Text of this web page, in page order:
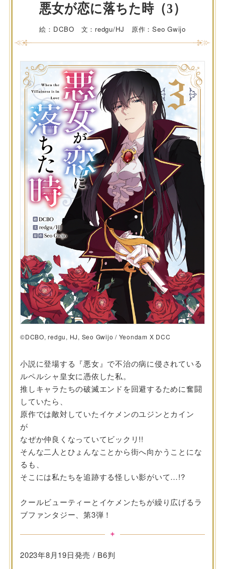
悪女が恋に落ちた時（3）
絵：DCBO 文：redgu/HJ 原作：Seo Gwijo
©DCBO, redgu, HJ, Seo Gwijo / Yeondam X DCC
小説に登場する『悪女』で不治の病に侵されている
ルペルシャ皇女に憑依した私。
推しキャラたちの破滅エンドを回避するために奮闘
していたら、
原作では敵対していたイケメンのユジンとカイン
が
なぜか仲良くなっていてビックリ!!
そんな二人とひょんなことから街へ向かうことにな
るも、
そこには私たちを追跡する怪しい影がいて…!?
クールビューティーとイケメンたちが繰り広げるラ
ブファンタジー、第3弾！
2023年8月19日発売 / B6判